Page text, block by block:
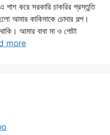
করে সরকারি চাকরির প্রস্তুতি
আমার কাকিমাকে চোদার গল্প।
আমার বাবা মা ও গোটা
more